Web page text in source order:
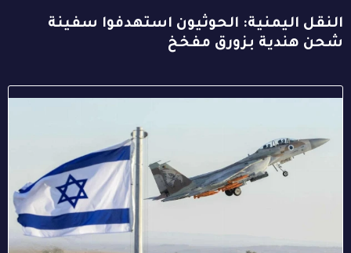
النقل اليمنية: الحوثيون استهدفوا سفينة
شحن هندية بزورق مفخخ